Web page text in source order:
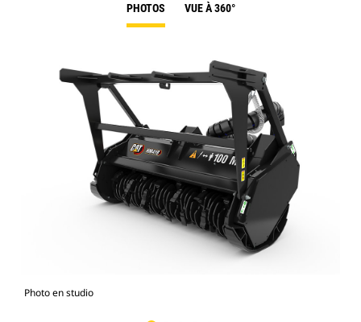
PHOTOS VUE À 360°
Photo en studio